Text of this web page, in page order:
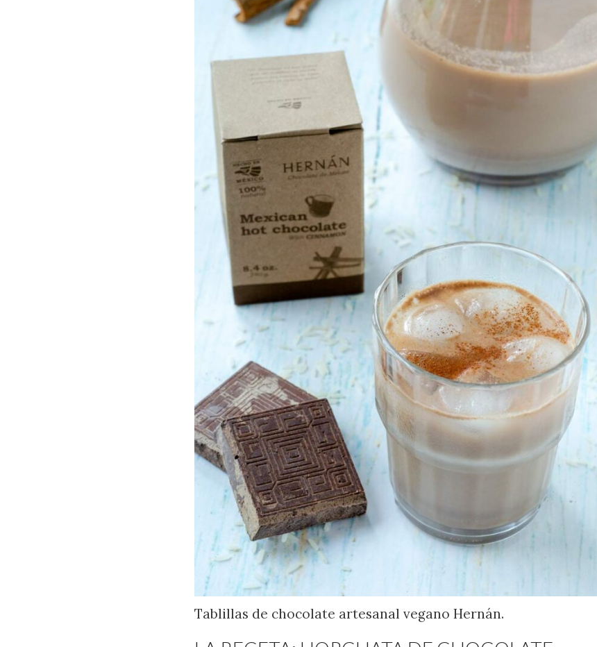
Tablillas de chocolate artesanal vegano Hernán.